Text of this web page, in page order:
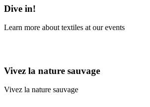
Dive in!
Learn more about textiles at our events
Vivez la nature sauvage
Vivez la nature sauvage